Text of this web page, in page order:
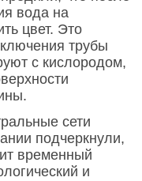
вода на
цвет. Это
трубы
с кислородом,
сети
подчеркнули,
временный
и